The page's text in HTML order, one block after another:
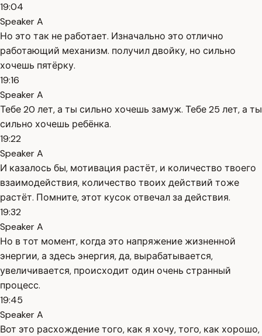
19:04
Speaker A
Но это так не работает. Изначально это отлично
работающий механизм. получил двойку, но сильно
хочешь пятёрку.
19:16
Speaker A
Тебе 20 лет, а ты сильно хочешь замуж. Тебе 25 лет, а ты
сильно хочешь ребёнка.
19:22
Speaker A
И казалось бы, мотивация растёт, и количество твоего
взаимодействия, количество твоих действий тоже
растёт. Помните, этот кусок отвечал за действия.
19:32
Speaker A
Но в тот момент, когда это напряжение жизненной
энергии, а здесь энергия, да, вырабатывается,
увеличивается, происходит один очень странный
процесс.
19:45
Speaker A
Вот это расхождение того, как я хочу, того, как хорошо,